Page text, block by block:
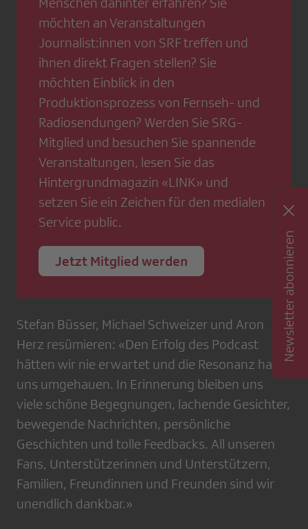
möchten an Veranstaltungen
Journalist:innen von SRF treffen und
ihnen direkt Fragen stellen? Sie
möchten Einblick in den
Produktionsprozess von Fernseh- und
Radiosendungen? Werden Sie SRG-
Mitglied und besuchen Sie spannende
Veranstaltungen, lesen Sie das
Hintergrundmagazin «LINK» und
setzen Sie ein Zeichen für den medialen
Service public.
Jetzt Mitglied werden
Stefan Büsser, Michael Schweizer und Aron
Herz resümieren: «Den Erfolg des Podcast
hätten wir nie erwartet und die Resonanz hat
uns umgehauen. In Erinnerung bleiben uns
viele schöne Begegnungen, lachende Gesichter,
bewegende Nachrichten, persönliche
Geschichten und tolle Feedbacks. All unseren
Fans, Unterstützerinnen und Unterstützern,
Familien, Freundinnen und Freunden sind wir
unendlich dankbar.»
Newsletter abonnieren